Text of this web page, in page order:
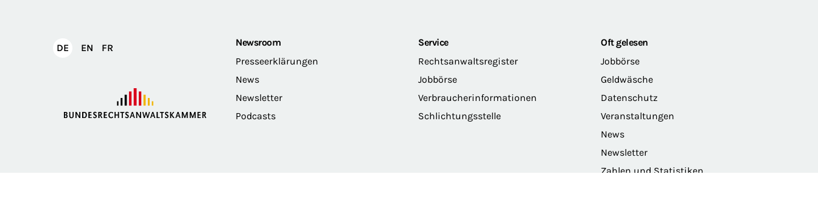
DEDeutsch
EN English
FR
Newsroom
Presseerklärungen
News
Newsletter
Podcasts
Service
Rechtsanwaltsregister
Jobbörse
Verbraucherinformationen
Schlichtungsstelle
Oft gelesen
Jobbörse
Geldwäsche
Datenschutz
Veranstaltungen
News
Newsletter
Zahlen und Statistiken